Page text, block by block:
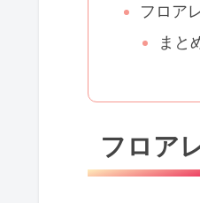
フロア
まと
フロア